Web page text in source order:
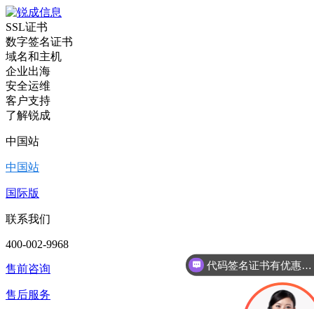
SSL证书
数字签名证书
域名和主机
企业出海
安全运维
客户支持
了解锐成
中国站
中国站
国际版
联系我们
400-002-9968
售前咨询
售后服务